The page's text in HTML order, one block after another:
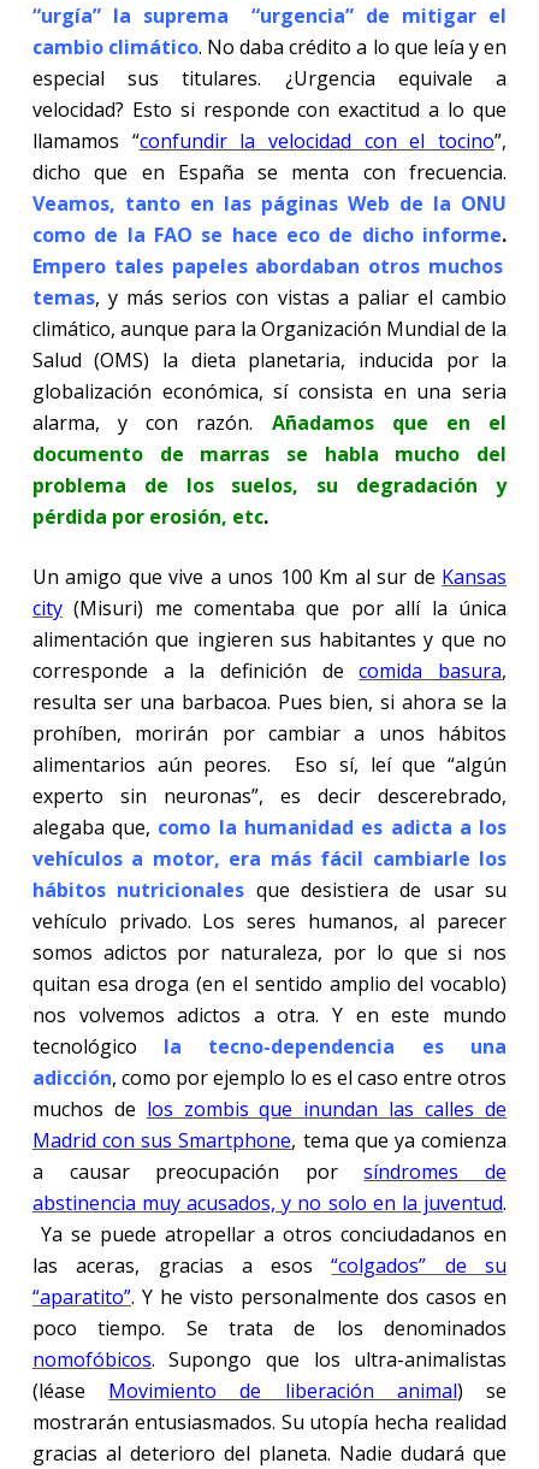
“urgía” la suprema “urgencia” de mitigar el
cambio climático. No daba crédito a lo que leía y en
especial sus titulares. ¿Urgencia equivale a
velocidad? Esto si responde con exactitud a lo que
llamamos “confundir la velocidad con el tocino”,
dicho que en España se menta con frecuencia.
Veamos, tanto en las páginas Web de la ONU
como de la FAO se hace eco de dicho informe.
Empero tales papeles abordaban otros muchos
temas, y más serios con vistas a paliar el cambio
climático, aunque para la Organización Mundial de la
Salud (OMS) la dieta planetaria, inducida por la
globalización económica, sí consista en una seria
alarma, y con razón. Añadamos que en el
documento de marras se habla mucho del
problema de los suelos, su degradación y
pérdida por erosión, etc.
Un amigo que vive a unos 100 Km al sur de Kansas
city(Misuri) me comentaba que por allí la única
alimentación que ingieren sus habitantes y que no
corresponde a la definición decomida basura,
resulta ser una barbacoa. Pues bien, si ahora se la
prohíben, morirán por cambiar a unos hábitos
alimentarios aún peores. Eso sí, leí que “algún
experto sin neuronas”, es decir descerebrado,
alegaba que, como la humanidad es adicta a los
vehículos a motor, era más fácil cambiarle los
hábitos nutricionales que desistiera de usar su
vehículo privado. Los seres humanos, al parecer
somos adictos por naturaleza, por lo que si nos
quitan esa droga (en el sentido amplio del vocablo)
nos volvemos adictos a otra. Y en este mundo
tecnológico la tecno-dependencia es una
adicción, como por ejemplo lo es el caso entre otros
muchos de los zombis que inundan las calles de
Madrid con sus Smartphone, tema que ya comienza
a causar preocupación porsíndromes de
abstinencia muy acusados, y no solo en la juventud.
Ya se puede atropellar a otros conciudadanos en
las aceras, gracias a esos“colgados” de su
“aparatito”. Y he visto personalmente dos casos en
poco tiempo. Se trata de los denominados
nomofóbicos. Supongo que los ultra-animalistas
(léase Movimiento de liberación animal) se
mostrarán entusiasmados. Su utopía hecha realidad
gracias al deterioro del planeta. Nadie dudará que